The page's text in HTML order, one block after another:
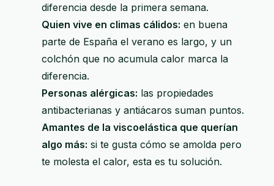
diferencia desde la primera semana.
Quien vive en climas cálidos: en buena
parte de España el verano es largo, y un
colchón que no acumula calor marca la
diferencia.
Personas alérgicas: las propiedades
antibacterianas y antiácaros suman puntos.
Amantes de la viscoelástica que querían
algo más: si te gusta cómo se amolda pero
te molesta el calor, esta es tu solución.